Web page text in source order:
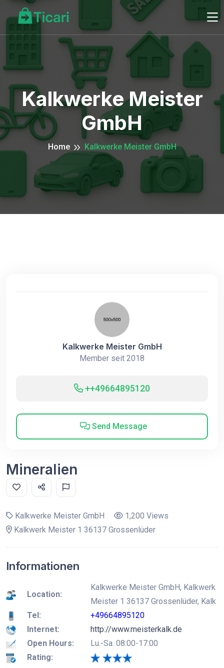
Kalkwerke Meister
GmbH
Home Kalkwerke Meister GmbH
Kalkwerke Meister GmbH
Member seit 2018
++49664895120
Send Message
Mineralien
Kalkwerke Meister GmbH
1,200 Views
Kalkwerk Meister 1 36137 Grossenlüder
Informationen
Location:
Kalkwerke Meister GmbH, Kalkwerk
Meister 1 36137 Grossenlüder, Kalk
Tel:
+49664895120
Internet:
http://www.meisterkalk.de
Open Hours:
Lu.-Sa. 08:00-17:00
Rating: